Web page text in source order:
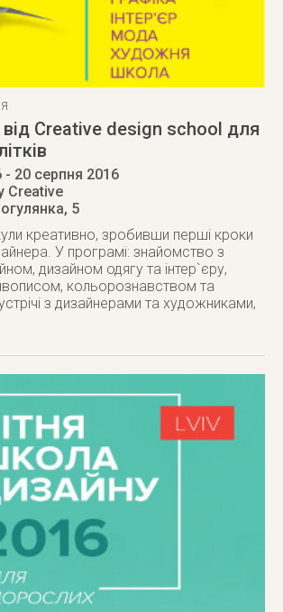
від Creative design school для
- 20 серпня 2016
Creative
5
креативно, зробивши перші кроки
У програмі: знайомство з
дизайном одягу та інтер`єру,
кольорознавством та
з дизайнерами та художниками,